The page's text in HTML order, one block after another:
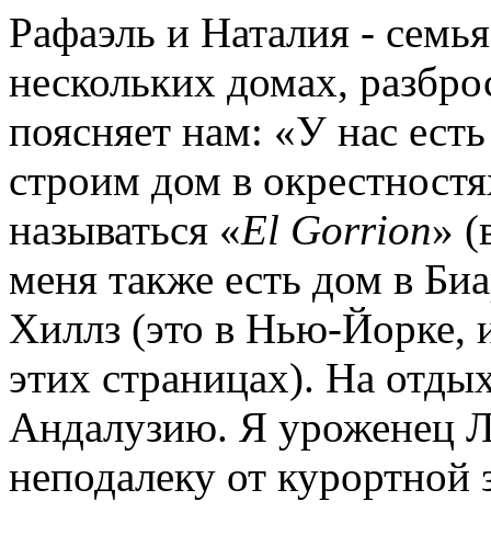
Рафаэль и Наталия -
нескольких домах,
поясняет нам: «У нас
строим дом в
называться «El Gorrion»
меня также есть дом в
Хиллз (это в Нью-Йорке,
этих страницах). На
Андалузию. Я уроженец
неподалеку от